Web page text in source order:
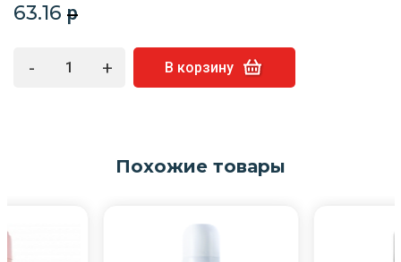
63.16 p
- + В корзину
Похожие товары